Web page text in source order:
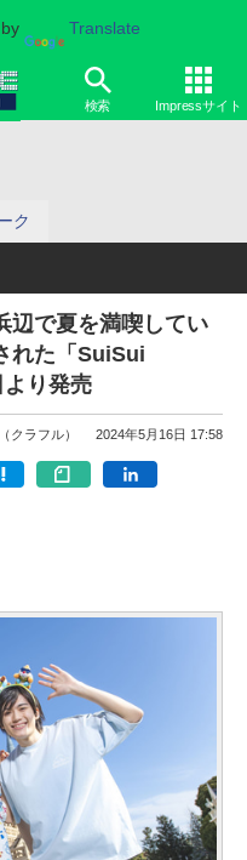
Translate
検索 Impressサイト
ク
辺で夏を満喫してい
れた「SuiSui
り発売
クラフル） 2024年5月16日 17:58